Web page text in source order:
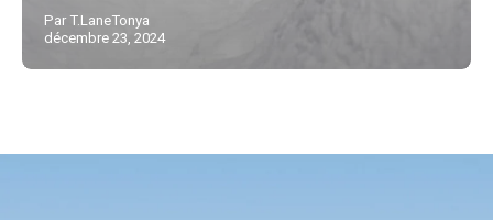
Par T.LaneTonya
décembre 23, 2024